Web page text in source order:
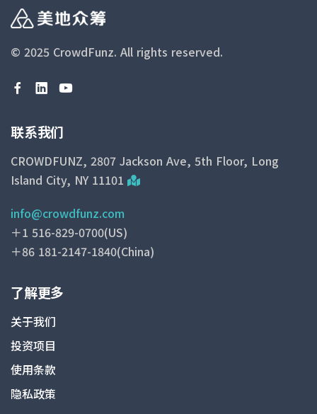
© 2025 CrowdFunz. All rights reserved.
联系我们
CROWDFUNZ, 2807 Jackson Ave, 5th Floor, Long
Island City, NY 11101
info@crowdfunz.com
＋1 516-829-0700(US)
＋86 181-2147-1840(China)
了解更多
关于我们
投资项目
使用条款
隐私政策